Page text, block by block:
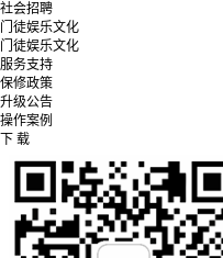
社会招聘
门徒娱乐文化
门徒娱乐文化
服务支持
保修政策
升级公告
操作案例
下 载